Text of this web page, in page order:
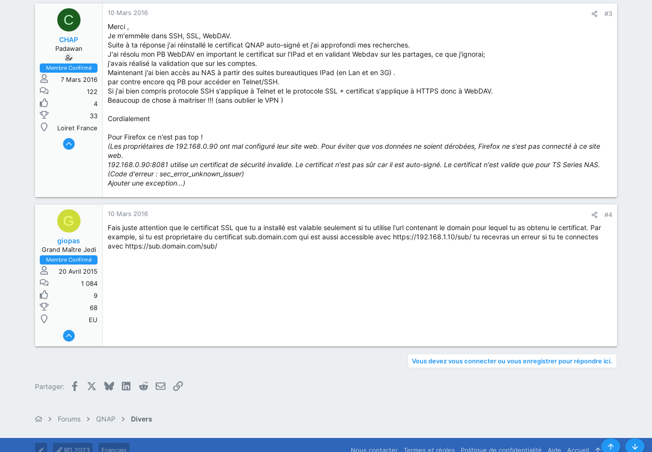
C
CHAP
Padawan
Membre Confirmé
7 Mars 2016
122
4
33
Loiret France
10 Mars 2016 #3
Merci ,
Je m'emmêle dans SSH, SSL, WebDAV.
Suite à ta réponse j'ai réinstallé le certificat QNAP auto-signé et j'ai approfondi mes recherches.
J'ai résolu mon PB WebDAV en important le certificat sur l'IPad et en validant Webdav sur les partages, ce que j'ignorai;
j'avais réalisé la validation que sur les comptes.
Maintenant j'ai bien accès au NAS à partir des suites bureautiques IPad (en Lan et en 3G) .
par contre encore qq PB pour accéder en Telnet/SSH.
Si j'ai bien compris protocole SSH s'applique à Telnet et le protocole SSL + certificat s'applique à HTTPS donc à WebDAV.
Beaucoup de chose à maitriser !!! (sans oublier le VPN )
Cordialement
Pour Firefox ce n'est pas top !
(Les propriétaires de 192.168.0.90 ont mal configuré leur site web. Pour éviter que vos données ne soient dérobées, Firefox ne s'est pas connecté à ce site
web.
192.168.0.90:8081 utilise un certificat de sécurité invalide. Le certificat n'est pas sûr car il est auto-signé. Le certificat n'est valide que pour TS Series NAS.
(Code d'erreur : sec_error_unknown_issuer)
Ajouter une exception...)
G
giopas
Grand Maître Jedi
Membre Confirmé
20 Avril 2015
1 084
9
68
EU
10 Mars 2016 #4
Fais juste attention que le certificat SSL que tu a installé est valable seulement si tu utilise l'url contenant le domain pour lequel tu as obtenu le certificat. Par
example, si tu est proprietaire du certificat sub.domain.com qui est aussi accessible avec https://192.168.1.10/sub/ tu recevras un erreur si tu te connectes
avec https://sub.domain.com/sub/
Vous devez vous connecter ou vous enregistrer pour répondre ici.
Partager: Facebook BlueskyLinkedIn
RedditE-mailLien
Forums QNAP Divers
RD 2023 Français Nous contacter Termes et règles Politique de confidentialité Aide Accueil